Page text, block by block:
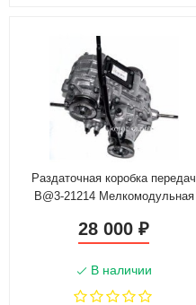
Раздаточная коробка передач
B@3-21214 Мелкомодульная
28 000₽
В наличии